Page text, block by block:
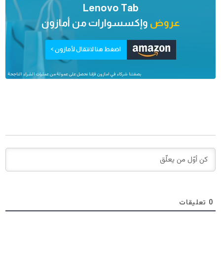
Lenovo Tab
عروض وإكسسوارات منأمازون
اضغط هنا لانتقال لأمازون >
بصفتنا شركاء في امازون فإننا نحصل على عمولة من عمليات الشراء الناجحة
0 تعليقات